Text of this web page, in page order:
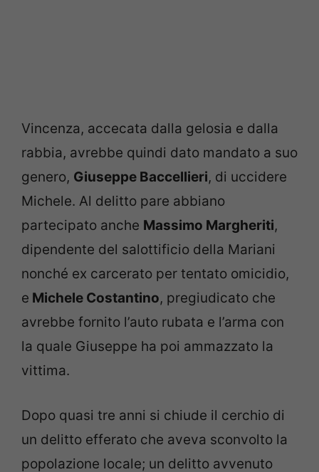
Vincenza, accecata dalla gelosia e dalla
rabbia, avrebbe quindi dato mandato a suo
genero, Giuseppe Baccellieri, di uccidere
Michele. Al delitto pare abbiano
partecipato anche Massimo Margheriti,
dipendente del salottificio della Mariani
nonché ex carcerato per tentato omicidio,
e Michele Costantino, pregiudicato che
avrebbe fornito l’auto rubata e l’arma con
la quale Giuseppe ha poi ammazzato la
vittima.
Dopo quasi tre anni si chiude il cerchio di
un delitto efferato che aveva sconvolto la
popolazione locale; un delitto avvenuto